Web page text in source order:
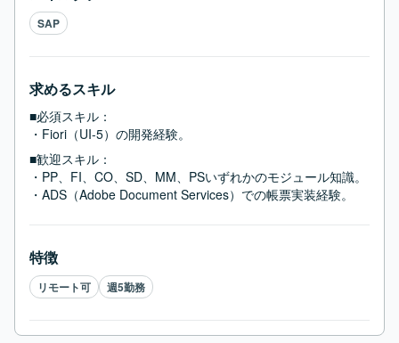
SAP
求めるスキル
■必須スキル：
・Fiori（UI-5）の開発経験。
■歓迎スキル：
・PP、FI、CO、SD、MM、PSいずれかのモジュール知識。
・ADS（Adobe Document Services）での帳票実装経験。
特徴
リモート可 週5勤務